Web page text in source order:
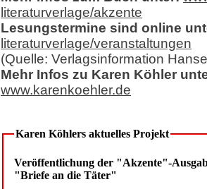
literaturverlage/akzente
Lesungstermine sind online
literaturverlage/veranstaltungen
(Quelle: Verlagsinformation
Mehr Infos zu Karen Köhler
www.karenkoehler.de
Karen Köhlers aktuelles Projekt
Veröffentlichung der "Akzente"-
"Briefe an die Täter"